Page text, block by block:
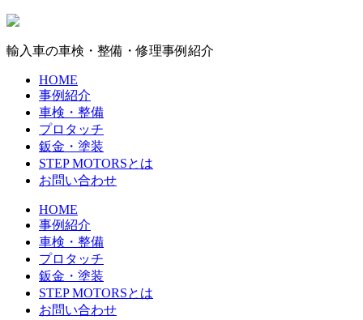
輸入車の車検・整備・修理事例紹介
HOME
事例紹介
車検・整備
プロタッチ
鈑金・塗装
STEP MOTORSとは
お問い合わせ
HOME
事例紹介
車検・整備
プロタッチ
鈑金・塗装
STEP MOTORSとは
お問い合わせ